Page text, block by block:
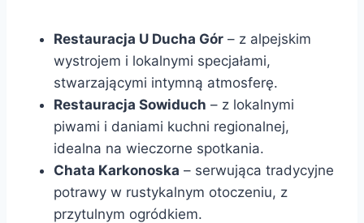
Restauracja U Ducha Gór – z alpejskim
wystrojem i lokalnymi specjałami,
stwarzającymi intymną atmosferę.
Restauracja Sowiduch – z lokalnymi
piwami i daniami kuchni regionalnej,
idealna na wieczorne spotkania.
Chata Karkonoska – serwująca tradycyjne
potrawy w rustykalnym otoczeniu, z
przytulnym ogródkiem.